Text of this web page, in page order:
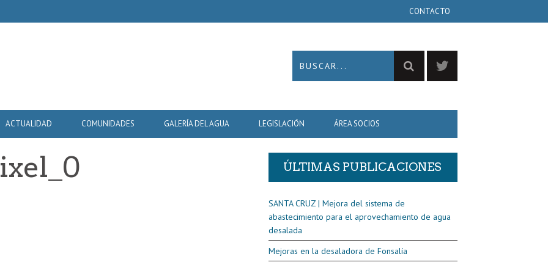
CONTACTO
ACTUALIDAD COMUNIDADES GALERÍA DEL AGUA LEGISLACIÓN ÁREA SOCIOS
ÚLTIMAS PUBLICACIONES
SANTA CRUZ | Mejora del sistema de
abastecimiento para el aprovechamiento de agua
desalada
Mejoras en la desaladora de Fonsalía